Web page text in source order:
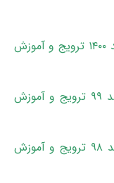
دانلود سوالات کنکور کارشناسی ارشد ۱۴۰۰ ترویج و آموزش
دانلود سوالات کنکور کارشناسی ارشد ۹۹ ترویج و آموزش
دانلود سوالات کنکور کارشناسی ارشد ۹۸ ترویج و آموزش